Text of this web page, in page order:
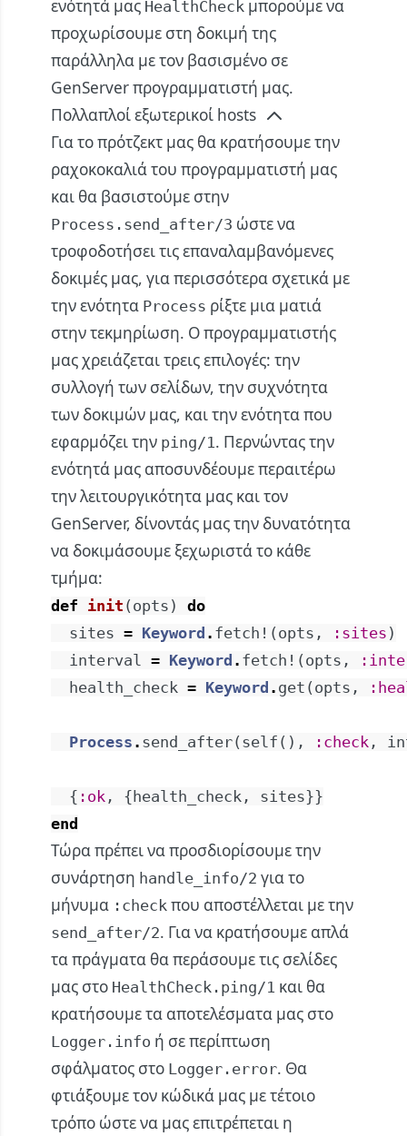
ενότητά μας HealthCheck μπορούμε να
προχωρίσουμε στη δοκιμή της
παράλληλα με τον βασισμένο σε
GenServer προγραμματιστή μας.
Πολλαπλοί εξωτερικοί hosts
Για το πρότζεκτ μας θα κρατήσουμε την
ραχοκοκαλιά του προγραμματιστή μας
και θα βασιστούμε στην
Process.send_after/3 ώστε να
τροφοδοτήσει τις επαναλαμβανόμενες
δοκιμές μας, για περισσότερα σχετικά με
την ενότητα Process ρίξτε μια ματιά
στηντεκμηρίωση. Ο προγραμματιστής
μας χρειάζεται τρεις επιλογές: την
συλλογή των σελίδων, την συχνότητα
των δοκιμών μας, και την ενότητα που
εφαρμόζει την ping/1. Περνώντας την
ενότητά μας αποσυνδέουμε περαιτέρω
την λειτουργικότητα μας και τον
GenServer, δίνοντάς μας την δυνατότητα
να δοκιμάσουμε ξεχωριστά το κάθε
τμήμα:
def init ( opts )
do
sites = Keyword . fetch! ( opts , :sites )
interval = Keyword . fetch! ( opts ,
health_check = Keyword . get ( opts ,
Process . send_after( self ( ) , :check ,
{ :ok , { health_check , sites}}
end
Τώρα πρέπει να προσδιορίσουμε την
συνάρτηση handle_info/2 για το
μήνυμα :check που αποστέλλεται με την
send_after/2. Για να κρατήσουμε απλά
τα πράγματα θα περάσουμε τις σελίδες
μας στο HealthCheck.ping/1 και θα
κρατήσουμε τα αποτελέσματα μας στο
Logger.info ή σε περίπτωση
σφάλματος στο Logger.error. Θα
φτιάξουμε τον κώδικά μας με τέτοιο
τρόπο ώστε να μας επιτρέπεται η